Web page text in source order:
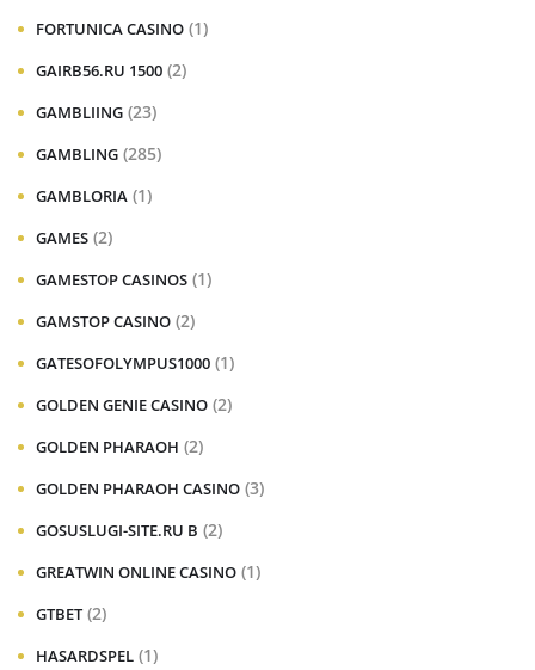
FORTUNICA CASINO (1)
GAIRB56.RU 1500 (2)
GAMBLIING (23)
GAMBLING (285)
GAMBLORIA (1)
GAMES (2)
GAMESTOP CASINOS (1)
GAMSTOP CASINO (2)
GATESOFOLYMPUS1000 (1)
GOLDEN GENIE CASINO (2)
GOLDEN PHARAOH (2)
GOLDEN PHARAOH CASINO (3)
GOSUSLUGI-SITE.RU B (2)
GREATWIN ONLINE CASINO (1)
GTBET (2)
HASARDSPEL (1)